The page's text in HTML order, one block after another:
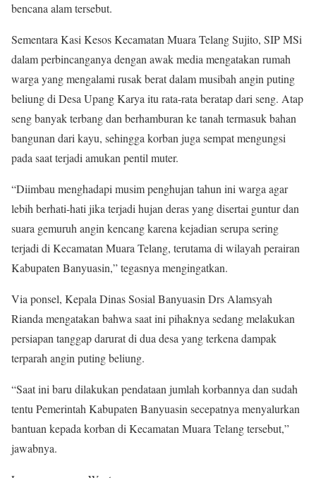
bencana alam tersebut.
Sementara Kasi Kesos Kecamatan Muara Telang Sujito, SIP MSi
dalam perbincanganya dengan awak media mengatakan rumah
warga yang mengalami rusak berat dalam musibah angin puting
beliung di Desa Upang Karya itu rata-rata beratap dari seng. Atap
seng banyak terbang dan berhamburan ke tanah termasuk bahan
bangunan dari kayu, sehingga korban juga sempat mengungsi
pada saat terjadi amukan pentil muter.
“Diimbau menghadapi musim penghujan tahun ini warga agar
lebih berhati-hati jika terjadi hujan deras yang disertai guntur dan
suara gemuruh angin kencang karena kejadian serupa sering
terjadi di Kecamatan Muara Telang, terutama di wilayah perairan
Kabupaten Banyuasin,” tegasnya mengingatkan.
Via ponsel, Kepala Dinas Sosial Banyuasin Drs Alamsyah
Rianda mengatakan bahwa saat ini pihaknya sedang melakukan
persiapan tanggap darurat di dua desa yang terkena dampak
terparah angin puting beliung.
“Saat ini baru dilakukan pendataan jumlah korbannya dan sudah
tentu Pemerintah Kabupaten Banyuasin secepatnya menyalurkan
bantuan kepada korban di Kecamatan Muara Telang tersebut,”
jawabnya.